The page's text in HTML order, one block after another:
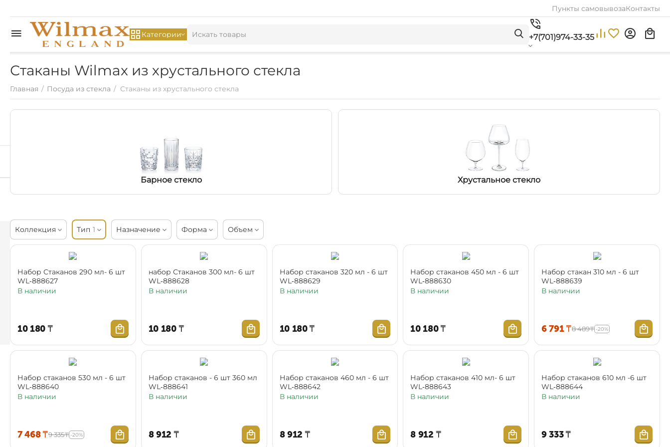
Пункты самовывозаКонтакты
Категории +7(701)974-33-35
Стаканы Wilmax из хрустального стекла
Главная / Посуда из стекла / Стаканы из хрустального стекла
Барное стекло Хрустальное стекло
Коллекция Тип 1 Назначение Форма Объем
Набор Стаканов 290 мл- 6 шт
WL‑888627
В наличии
10 180₸
набор Стаканов 300 мл- 6 шт
WL‑888628
В наличии
10 180₸
Набор стаканов 320 мл - 6 шт
WL‑888629
В наличии
10 180₸
Набор стаканов 450 мл - 6 шт
WL‑888630
В наличии
10 180₸
Набор стакан 310 мл - 6 шт
WL‑888639
В наличии
6 791₸8 489₸ -20%
Набор стаканов 530 мл - 6 шт
WL‑888640
В наличии
7 468₸9 335₸ -20%
Набор стаканов - 6 шт 360 мл
WL‑888641
В наличии
8 912 ₸
Набор стаканов 460 мл - 6 шт
WL‑888642
В наличии
8 912 ₸
Набор стаканов 410 мл- 6 шт
WL‑888643
В наличии
8 912 ₸
Набор стаканов 610 мл -6 шт
WL‑888644
В наличии
9 333₸